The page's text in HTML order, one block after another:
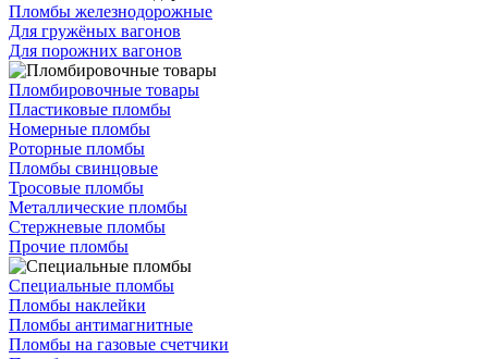
Пломбы железнодорожные
Для гружёных вагонов
Для порожних вагонов
Пломбировочные товары
Пластиковые пломбы
Номерные пломбы
Роторные пломбы
Пломбы свинцовые
Тросовые пломбы
Металлические пломбы
Стержневые пломбы
Прочие пломбы
Специальные пломбы
Пломбы наклейки
Пломбы антимагнитные
Пломбы на газовые счетчики